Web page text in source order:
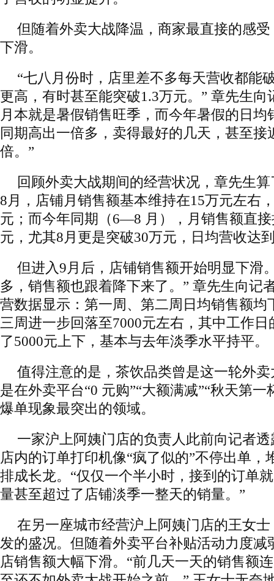
但随着外卖大战降温，商家最直接的感
下滑。
“七八月份时，店里差不多每天营收都能
更高，有时甚至能突破1.3万元。” 章先生向
月本就是暑假销售旺季，而今年暑假的日均
同期高出一倍多，卖得最好的几天，甚至接
倍。”
回顾外卖大战期间的经营状况，章先生
8月，店铺月销售额基本维持在15万元左右
元；而今年同期（6—8 月），月销售额直
元，尤其8月更是突破30万元，日均营收达
但进入9月后，店铺销售额开始明显下滑
多，销售额也跟着降下来了。” 章先生向记
营数据显示：第一周、第二周日均销售额均
三周进一步回落至7000元左右，其中工作
了5000元上下，基本与去年淡季水平持平。
值得注意的是，茶饮品类曾是这一轮外卖
是在外卖平台“0 元购”“大额满减”“秋天第一
爆单现象最突出的领域。
一家沪上阿姨门店的负责人此前向记者
店内的订单打印机像“疯了似的”不停出单，
排成长龙。“仅仅一个半小时，接到的订单
量甚至超过了店铺淡季一整天的销量。”
在另一座城市经营沪上阿姨门店的王女
发的盛况。但随着外卖平台补贴活动力度减
店销售额大幅下滑。“前几天一天的销售额